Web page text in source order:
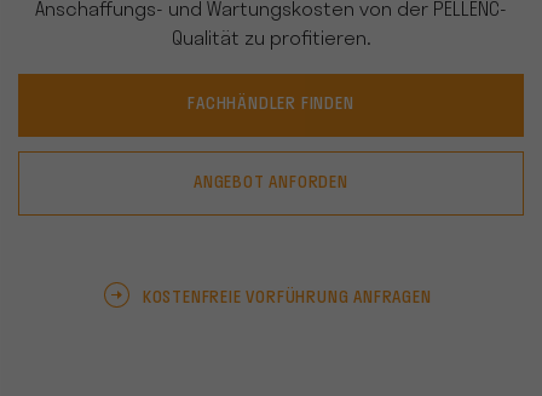
Anschaffungs- und Wartungskosten von der PELLENC-
Qualität zu profitieren.
FACHHÄNDLER FINDEN
ANGEBOT ANFORDEN
KOSTENFREIE VORFÜHRUNG ANFRAGEN